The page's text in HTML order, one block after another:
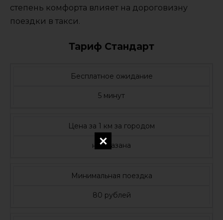
степень комфорта влияет на дороговизну
поездки в такси.
Тариф Стандарт
Бесплатное ожидание
5 минут
Цена за 1 км за городом
не указана
Минимальная поездка
80 рублей